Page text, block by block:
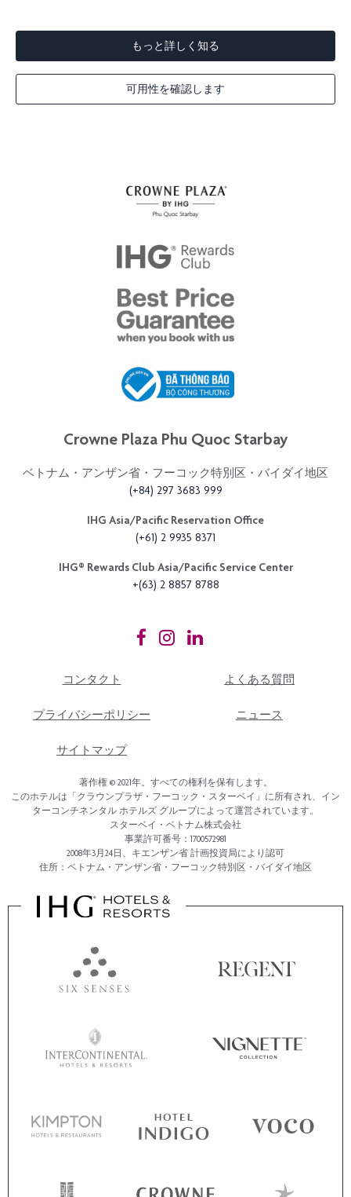
もっと詳しく知る
可用性を確認します
Crowne Plaza Phu Quoc Starbay
ベトナム・アンザン省・フーコック特別区・バイダイ地区
(+84) 297 3683 999
IHG Asia/Pacific Reservation Office
(+61) 2 9935 8371
IHG®️ Rewards Club Asia/Pacific Service Center
+(63) 2 8857 8788
コンタクト よくある質問
プライバシーポリシー ニュース
サイトマップ
著作権 © 2021年。すべての権利を保有します。
このホテルは「クラウンプラザ・フーコック・スターベイ」に所有され、イン
ターコンチネンタル ホテルズ グループによって運営されています。
スターベイ・ベトナム株式会社
事業許可番号：1700572981
2008年3月24日、キエンザン省 計画投資局により認可
住所：ベトナム・アンザン省・フーコック特別区・バイダイ地区